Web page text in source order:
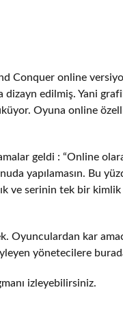
Conquer online
edilmiş. Yani
Oyuna online
geldi : “Online
yapılamasın. Bu
ve serinin tek bir
Oyunculardan kar
yönetecilere
izleyebilirsiniz.